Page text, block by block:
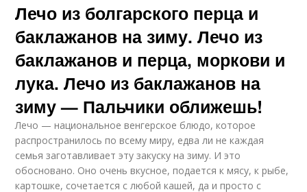
Простые рецепты Салат из баклажанов
Баклажаны с
Лечо из баклажан
Классический рецепт Салат из баклажан
Лечо из болгарского перца и
баклажанов на зиму. Лечо из
баклажанов и перца, моркови и
лука. Лечо из баклажанов на
зиму — Пальчики оближешь!
Лечо — национальное венгерское блюдо, которое
распространилось по всему миру, едва ли не каждая
семья заготавливает эту закуску на зиму. И это
обосновано. Оно очень вкусное, подается к мясу, к рыбе,
картошке, сочетается с любой кашей, да и просто с